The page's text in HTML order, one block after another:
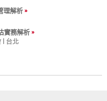
理解析
實務解析
台北